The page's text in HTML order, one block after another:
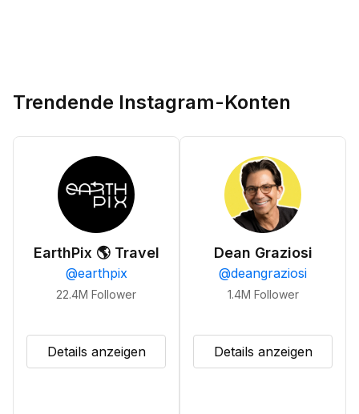
Trendende Instagram-Konten
EarthPix 🌎 Travel
@earthpix
22.4M Follower
Details anzeigen
Dean Graziosi
@deangraziosi
1.4M Follower
Details anzeigen